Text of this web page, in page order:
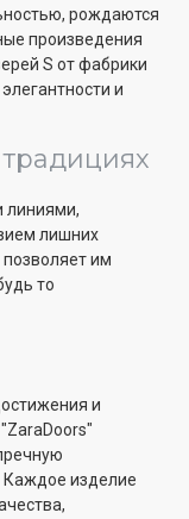
рождаются
произведения
S от фабрики
и
линиями,
лишних
им
то
и
Каждое изделие